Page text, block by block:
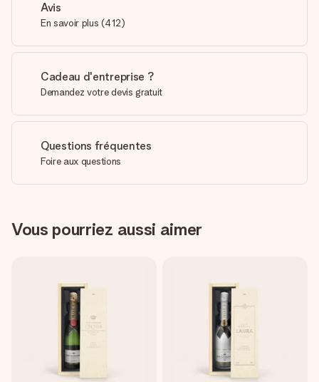
Avis
En savoir plus (412)
Cadeau d'entreprise ?
Demandez votre devis gratuit
Questions fréquentes
Foire aux questions
Vous pourriez aussi aimer